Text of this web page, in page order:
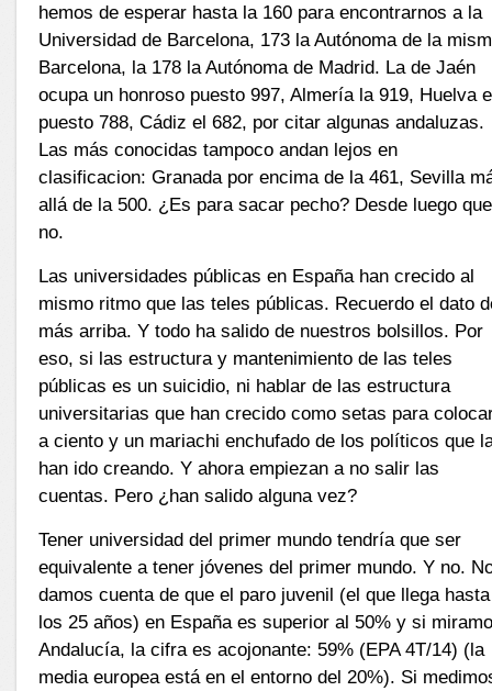
hemos de esperar hasta la 160 para encontrarnos a la
Universidad de Barcelona, 173 la Autónoma de la
Barcelona, la 178 la Autónoma de Madrid. La de Jaén
ocupa un honroso puesto 997, Almería la 919, Huelva
puesto 788, Cádiz el 682, por citar algunas andaluzas.
Las más conocidas tampoco andan lejos en
clasificacion: Granada por encima de la 461, Sevilla
allá de la 500. ¿Es para sacar pecho? Desde luego que
no.
Las universidades públicas en España han crecido al
mismo ritmo que las teles públicas. Recuerdo el dato
más arriba. Y todo ha salido de nuestros bolsillos. Por
eso, si las estructura y mantenimiento de las teles
públicas es un suicidio, ni hablar de las estructura
universitarias que han crecido como setas para
a ciento y un mariachi enchufado de los políticos que
han ido creando. Y ahora empiezan a no salir las
cuentas. Pero ¿han salido alguna vez?
Tener universidad del primer mundo tendría que ser
equivalente a tener jóvenes del primer mundo. Y no.
damos cuenta de que el paro juvenil (el que llega hasta
los 25 años) en España es superior al 50% y si
Andalucía, la cifra es acojonante: 59% (EPA 4T/14) (la
media europea está en el entorno del 20%). Si